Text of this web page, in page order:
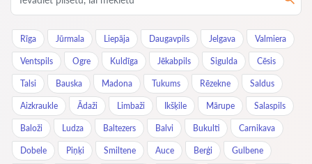
Rīga Jūrmala Liepāja Daugavpils Jelgava Valmiera
Ventspils Ogre Kuldīga Jēkabpils Sigulda Cēsis
Talsi Bauska Madona Tukums Rēzekne Saldus
Aizkraukle Ādaži Limbaži Ikšķile Mārupe Salaspils
Baloži Ludza Baltezers Balvi Bukulti Carnikava
Dobele Piņķi Smiltene Auce Berģi Gulbene